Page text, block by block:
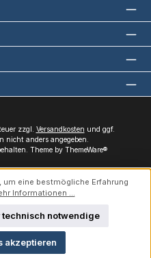
zzgl. Versandkosten und ggf.
nicht anders angegeben.
Theme by ThemeWare®
eine bestmögliche Erfahrung
Informationen ...
technisch notwendige
akzeptieren